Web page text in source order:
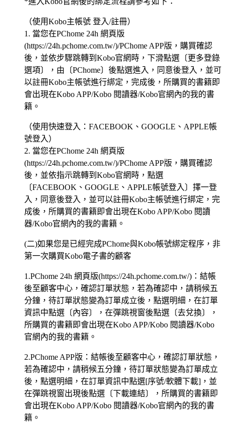
（使用Kobo主帳號 登入/註冊）
1. 當您在PChome 24h 網頁版
(https://24h.pchome.com.tw/)/PChome APP版，購買確認
後，並依步驟跳轉到Kobo官網時，下滑點選〔更多登錄
選項〕，由〔PChome〕後點選進入，同意後登入，並可
以註冊Kobo主帳號進行綁定，完成後，所購買的書籍即
會出現在Kobo APP/Kobo 閱讀器/Kobo官網內的我的書
籍。
（使用快速登入：FACEBOOK、GOOGLE、APPLE帳
號登入）
2. 當您在PChome 24h 網頁版
(https://24h.pchome.com.tw/)/PChome APP版，購買確認
後，並依指示跳轉到Kobo官網時，點選
〔FACEBOOK、GOOGLE、APPLE帳號登入〕擇一登
入，同意後登入，並可以註冊Kobo主帳號進行綁定，完
成後，所購買的書籍即會出現在Kobo APP/Kobo 閱讀
器/Kobo官網內的我的書籍。
(二)如果您是已經完成PChome與Kobo帳號綁定程序，非
第一次購買Kobo電子書的顧客
1.PChome 24h 網頁版(https://24h.pchome.com.tw/)：結帳
後至顧客中心，確認訂單狀態，若為確認中，請稍候五
分鐘，待訂單狀態變為訂單成立後，點選明細，在訂單
資訊中點選〔內容〕，在彈跳視窗後點選〔去兌換〕，
所購買的書籍即會出現在Kobo APP/Kobo 閱讀器/Kobo
官網內的我的書籍。
2.PChome APP版：結帳後至顧客中心，確認訂單狀態，
若為確認中，請稍候五分鐘，待訂單狀態變為訂單成立
後，點選明細，在訂單資訊中點選[序號/軟體下載]，並
在彈跳視窗出現後點選〔下載連結〕，所購買的書籍即
會出現在Kobo APP/Kobo 閱讀器/Kobo官網內的我的書
籍。